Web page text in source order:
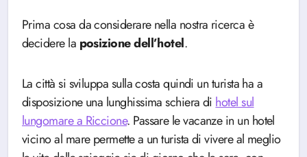
Prima cosa da considerare nella nostra ricerca è
decidere la posizione dell’hotel.
La città si sviluppa sulla costa quindi un turista ha a
disposizione una lunghissima schiera di hotel sul
lungomare a Riccione. Passare le vacanze in un hotel
vicino al mare permette a un turista di vivere al meglio